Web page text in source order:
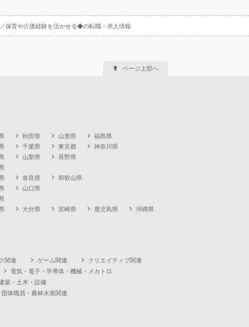
保育や介護経験を活かせる◆の転職・求人情報
秋田県 山形県
福島県
千葉県 東京都
神奈川県
山梨県
長野県
奈良県
和歌山県
山口県
大分県 宮崎県 鹿児島県
沖縄県
関連 ゲーム関連
クリエイティブ関連
電気・電子・半導体・機械・メカトロ
築・土木・設備
体職員・農林水産関連
ページ上部へ